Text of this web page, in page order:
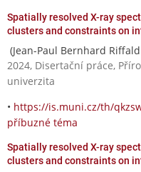
Spatially resolved X-ray
clusters and constraints on
(Jean-Paul Bernhard
2024, Disertační práce,
univerzita
• https://is.muni.cz/th/
příbuzné téma
Spatially resolved X-ray
clusters and constraints on